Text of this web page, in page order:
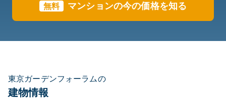
無料 マンションの今の価格を知る
東京ガーデンフォーラムの
建物情報